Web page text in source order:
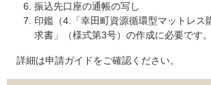
振込先口座の通帳の写し
印鑑（4.「幸田町資源循環型マットレス
求書」（様式第3号）の作成に必要です。
詳細は申請ガイドをご確認ください。